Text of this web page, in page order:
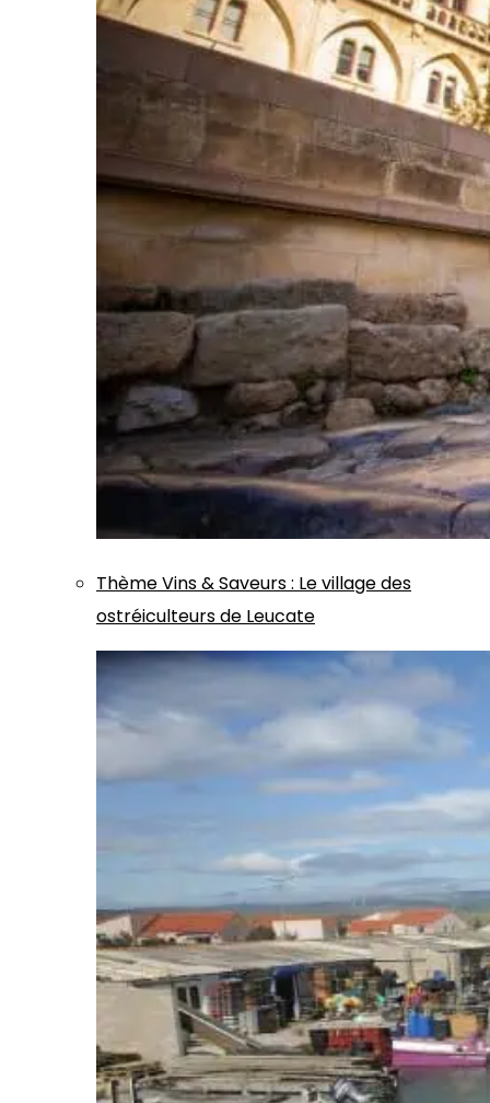
ThèmeVins & Saveurs: Le village des
ostréiculteurs de Leucate